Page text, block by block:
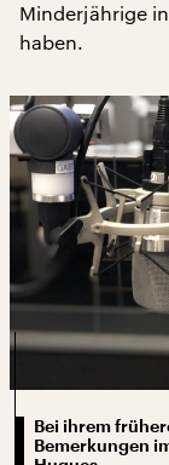
Minderjährige
haben.
Bei ihrem
Bemerkungen